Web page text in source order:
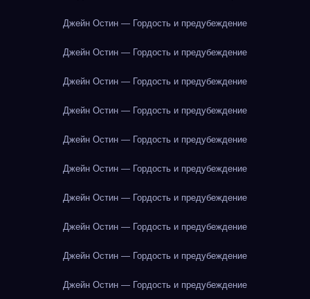
Джейн Остин — Гордость и предубеждение
Джейн Остин — Гордость и предубеждение
Джейн Остин — Гордость и предубеждение
Джейн Остин — Гордость и предубеждение
Джейн Остин — Гордость и предубеждение
Джейн Остин — Гордость и предубеждение
Джейн Остин — Гордость и предубеждение
Джейн Остин — Гордость и предубеждение
Джейн Остин — Гордость и предубеждение
Джейн Остин — Гордость и предубеждение